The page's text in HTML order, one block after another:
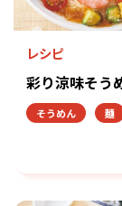
レシピ
彩り涼味そう
そうめん 麺